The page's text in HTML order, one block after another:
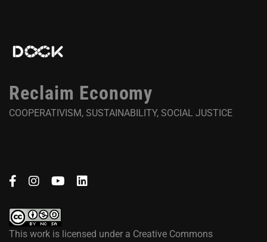
Reclaim Economy
COOPERATIVISM, SUSTAINABILITY, SOCIAL JUSTICE
This work is licensed under a Creative Commons